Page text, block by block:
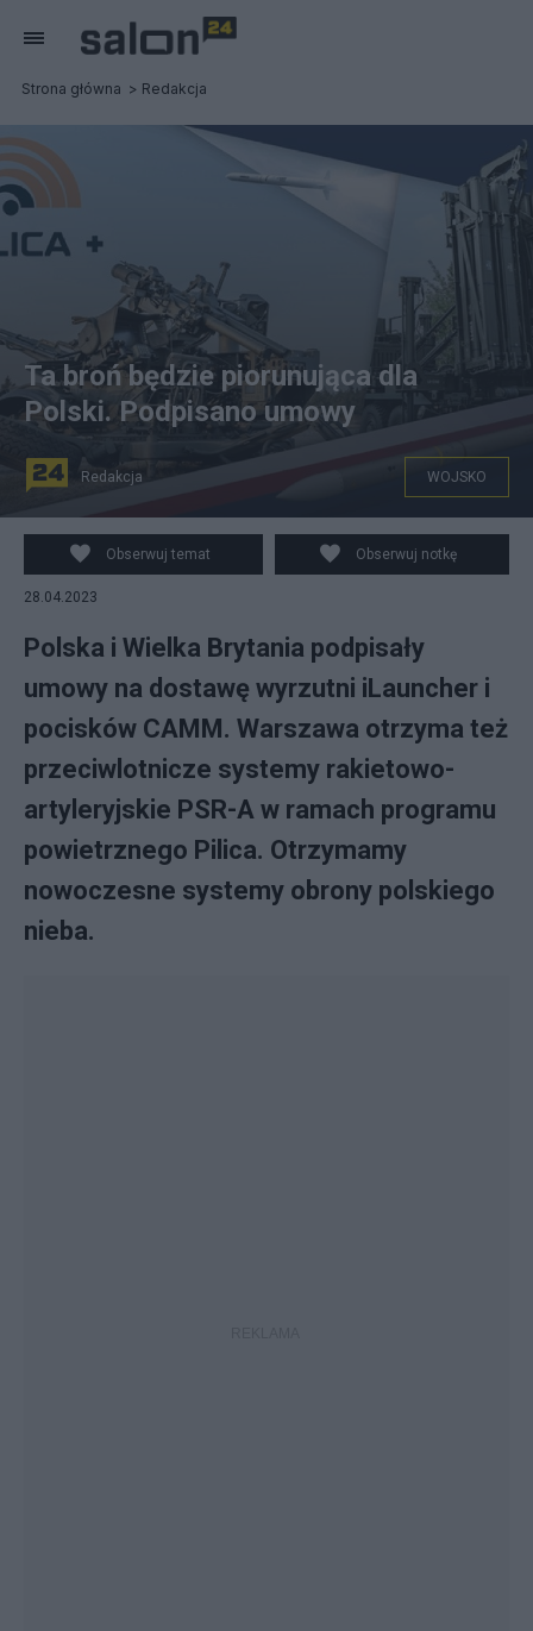
Strona główna Redakcja
Ta broń będzie piorunująca dla
Polski. Podpisano umowy
Redakcja WOJSKO
Obserwuj temat Obserwuj notkę
28.04.2023
Polska i Wielka Brytania podpisały
umowy na dostawę wyrzutni iLauncher i
pocisków CAMM. Warszawa otrzyma też
przeciwlotnicze systemy rakietowo-
artyleryjskie PSR-A w ramach programu
powietrznego Pilica. Otrzymamy
nowoczesne systemy obrony polskiego
nieba.